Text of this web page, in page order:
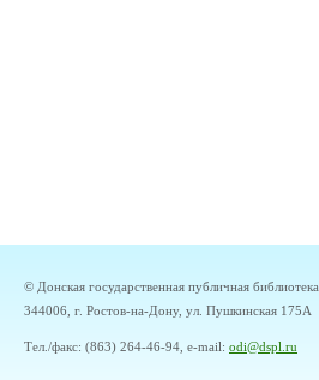
© Донская государственная публичная библиотека,
344006, г. Ростов-на-Дону, ул. Пушкинская 175А
Тел./факс: (863) 264-46-94, e-mail: odi@dspl.ru